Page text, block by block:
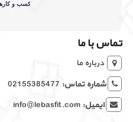
تماس با ما
درباره ما
شماره تماس: 02155385477
ایمیل:info@lebasfit.com